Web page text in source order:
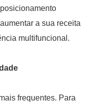
a sua receita
multifuncional.
frequentes. Para